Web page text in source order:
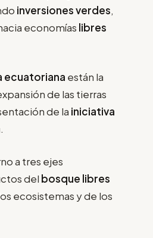
inversiones verdes,
economías libres
ecuatoriana están la
de las tierras
de la iniciativa
.
a tres ejes
del bosque libres
ecosistemas y de los